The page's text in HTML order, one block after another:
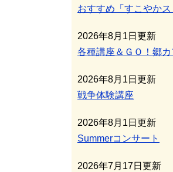
おすすめ「すこやかス
2026年8月1日更新
各種講座＆ＧＯ！郷カ
2026年8月1日更新
戦争体験講座
2026年8月1日更新
Summerコンサート
2026年7月17日更新